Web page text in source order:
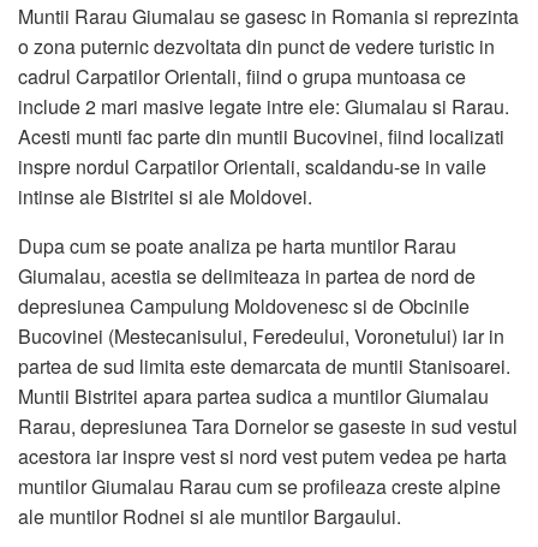
Muntii Rarau Giumalau se gasesc in Romania si reprezinta
o zona puternic dezvoltata din punct de vedere turistic in
cadrul Carpatilor Orientali, fiind o grupa muntoasa ce
include 2 mari masive legate intre ele: Giumalau si Rarau.
Acesti munti fac parte din muntii Bucovinei, fiind localizati
inspre nordul Carpatilor Orientali, scaldandu-se in vaile
intinse ale Bistritei si ale Moldovei.
Dupa cum se poate analiza pe harta muntilor Rarau
Giumalau, acestia se delimiteaza in partea de nord de
depresiunea Campulung Moldovenesc si de Obcinile
Bucovinei (Mestecanisului, Feredeului, Voronetului) iar in
partea de sud limita este demarcata de muntii Stanisoarei.
Muntii Bistritei apara partea sudica a muntilor Giumalau
Rarau, depresiunea Tara Dornelor se gaseste in sud vestul
acestora iar inspre vest si nord vest putem vedea pe harta
muntilor Giumalau Rarau cum se profileaza creste alpine
ale muntilor Rodnei si ale muntilor Bargaului.